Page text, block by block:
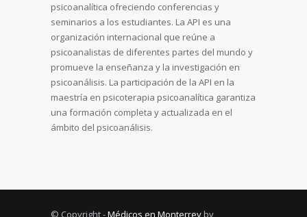
psicoanalítica ofreciendo conferencias y
seminarios a los estudiantes. La API es una
organización internacional que reúne a
psicoanalistas de diferentes partes del mundo y
promueve la enseñanza y la investigación en
psicoanálisis. La participación de la API en la
maestría en psicoterapia psicoanalítica garantiza
una formación completa y actualizada en el
ámbito del psicoanálisis.
© Copyright -Médicos en Monterreyby